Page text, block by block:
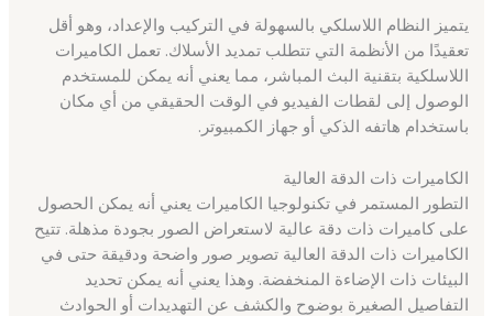
يتميز النظام اللاسلكي بالسهولة في التركيب والإعداد، وهو أقل
تعقيدًا من الأنظمة التي تتطلب تمديد الأسلاك. تعمل الكاميرات
اللاسلكية بتقنية البث المباشر، مما يعني أنه يمكن للمستخدم
الوصول إلى لقطات الفيديو في الوقت الحقيقي من أي مكان
باستخدام هاتفه الذكي أو جهاز الكمبيوتر.
الكاميرات ذات الدقة العالية
التطور المستمر في تكنولوجيا الكاميرات يعني أنه يمكن الحصول
على كاميرات ذات دقة عالية لاستعراض الصور بجودة مذهلة. تتيح
الكاميرات ذات الدقة العالية تصوير صور واضحة ودقيقة حتى في
البيئات ذات الإضاءة المنخفضة. وهذا يعني أنه يمكن تحديد
التفاصيل الصغيرة بوضوح والكشف عن التهديدات أو الحوادث